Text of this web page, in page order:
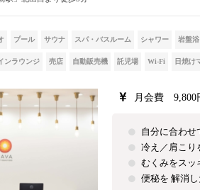
プール サウナ スパ・バスルーム シャワー 岩盤浴
ンラウンジ 売店 自動販売機 託児場 Wi-Fi 日焼け
月会費 9,800
自分に合わせ
冷え／肩こ
むくみをス
便秘を 解消